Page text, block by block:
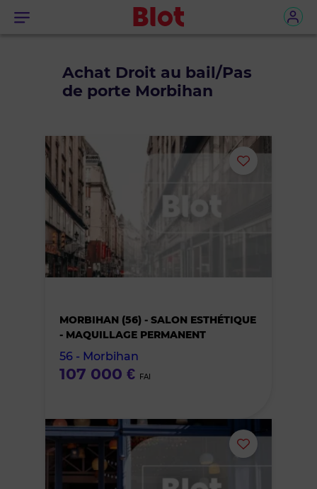
Menu
Achat Droit au bail/Pas
de porte Morbihan
Ajouter
des
MORBIHAN (56) - SALON ESTHÉTIQUE
- MAQUILLAGE PERMANENT
56 - Morbihan
107 000 € FAI
Ajouter